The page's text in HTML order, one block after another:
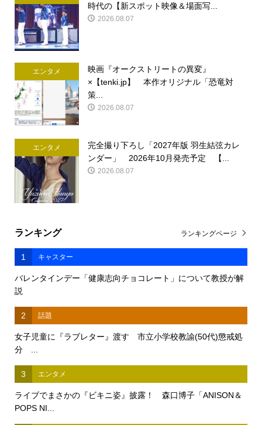
時代の【新スポット映像＆場面写...
2026.08.07
エンタメ
映画『オークストリートの異変』
×【tenki.jp】 本作オリジナル「恐竜対
策...
2026.08.07
エンタメ
完全撮り下ろし「2027年版 羽生結弦カレ
ンダー」 2026年10月発売予定 【...
2026.08.07
ランキング
1 キャスター
バレンタインデー「健康志向チョコレート」について教授が解
説
2 話題
女子児童に『ラブレター』渡す 市立小学校教諭(50代)懲戒処
分 ...
3 エンタメ
ライブでまさかの『ビキニ姿』披露！ 森口博子「ANISON＆
POPS NI...
ランキングページ